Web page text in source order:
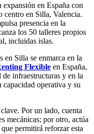
en España con
centro en Silla, Valencia.
presencia en la
los 50 talleres propios
incluidas islas.
en Silla se enmarca en la
Flexible en España,
infraestructuras y en la
operativa y su
Por un lado, cuenta
mecánicas; por otro, actúa
permitirá reforzar esta